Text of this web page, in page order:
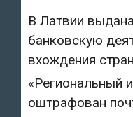
В Латвии
банковскую
вхождения
«Региональный
оштрафован